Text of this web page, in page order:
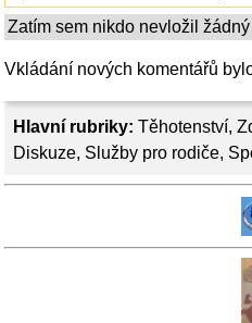
Hlavní rubriky: Těhotenství,
Diskuze, Služby pro rodiče,
Zatím sem nikdo nevložil
Vkládání nových komentářů